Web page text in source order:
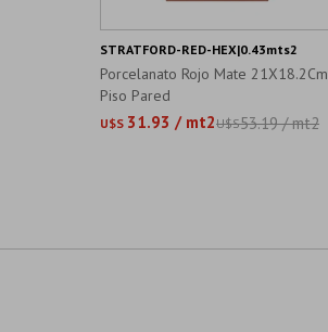
Porcelanato Rojo Mate 21X18.2Cm
Piso Pared
U$S 31.93 / mt2U$S53.19 / mt2
STRATFORD-RED-HEX|0.43mts2